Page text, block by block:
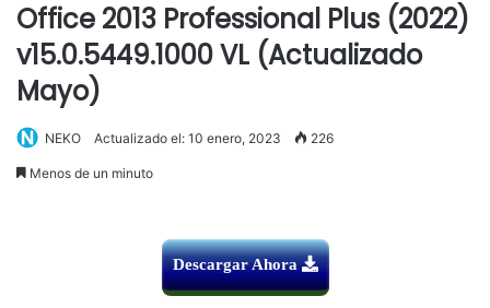
Office 2013 Professional Plus (2022)
v15.0.5449.1000 VL (Actualizado
Mayo)
NEKO Actualizado el: 10 enero, 2023 226
Menos de un minuto
Descargar Ahora